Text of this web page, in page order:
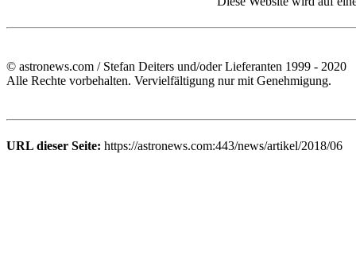
© astronews.com / Stefan Deiters und/oder Lieferanten 1999 - 2020
Alle Rechte vorbehalten. Vervielfältigung nur mit Genehmigung.
URL dieser Seite: https://astronews.com:443/news/artikel/2018/06